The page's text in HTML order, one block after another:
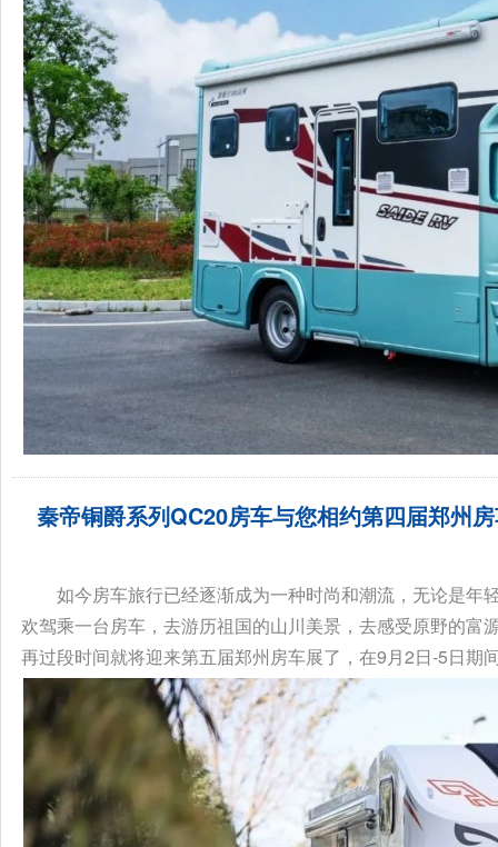
秦帝铜爵系列QC20房车与您相约第四届郑州
如今房车旅行已经逐渐成为一种时尚和潮流，无论是
欢驾乘一台房车，去游历祖国的山川美景，去感受原野的
再过段时间就将迎来第五届郑州房车展了，在9月2日-5日期